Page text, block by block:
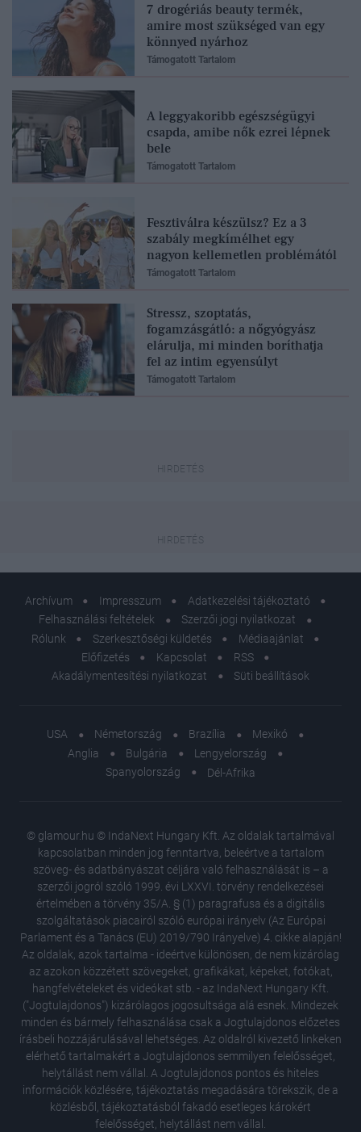
7 drogériás beauty termék,
amire most szükséged van egy
könnyed nyárhoz
Támogatott Tartalom
A leggyakoribb egészségügyi
csapda, amibe nők ezrei lépnek
bele
Támogatott Tartalom
Fesztiválra készülsz? Ez a 3
szabály megkímélhet egy
nagyon kellemetlen problémától
Támogatott Tartalom
Stressz, szoptatás,
fogamzásgátló: a nőgyógyász
elárulja, mi minden boríthatja
fel az intim egyensúlyt
Támogatott Tartalom
Archívum Impresszum
Adatkezelési tájékoztató
Felhasználási feltételek
Szerzői jogi nyilatkozat
Rólunk
Szerkesztőségi küldetés
Médiaajánlat
Előfizetés
Kapcsolat
RSS
Akadálymentesítési nyilatkozat
Süti beállítások
USA Németország Brazília
Mexikó
Anglia
Bulgária
Lengyelország
Spanyolország
Dél-Afrika
© glamour.hu © IndaNext Hungary Kft. Az oldalak tartalmával
kapcsolatban minden jog fenntartva, beleértve a tartalom
szöveg- és adatbányászat céljára való felhasználását is – a
szerzői jogról szóló 1999. évi LXXVI. törvény rendelkezései
értelmében a törvény 35/A. § (1) paragrafusa és a digitális
szolgáltatások piacairól szóló európai irányelv (Az Európai
Parlament és a Tanács (EU) 2019/790 Irányelve) 4. cikke alapján!
Az oldalak, azok tartalma - ideértve különösen, de nem kizárólag
az azokon közzétett szövegeket, grafikákat, képeket, fotókat,
hangfelvételeket és videókat stb. - az IndaNext Hungary Kft.
("Jogtulajdonos") kizárólagos jogosultsága alá esnek. Mindezek
minden és bármely felhasználása csak a Jogtulajdonos előzetes
írásbeli hozzájárulásával lehetséges. Az oldalról kivezető linkeken
elérhető tartalmakért a Jogtulajdonos semmilyen felelősséget,
helytállást nem vállal. A Jogtulajdonos pontos és hiteles
információk közlésére, tájékoztatás megadására törekszik, de a
közlésből, tájékoztatásból fakadó esetleges károkért
felelősséget, helytállást nem vállal.